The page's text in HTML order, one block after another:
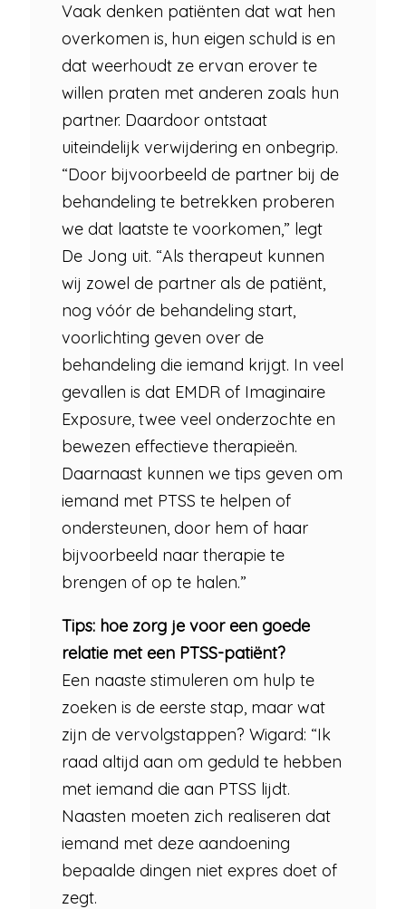
Vaak denken patiënten dat wat hen
overkomen is, hun eigen schuld is en
dat weerhoudt ze ervan erover te
willen praten met anderen zoals hun
partner. Daardoor ontstaat
uiteindelijk verwijdering en onbegrip.
“Door bijvoorbeeld de partner bij de
behandeling te betrekken proberen
we dat laatste te voorkomen,” legt
De Jong uit. “Als therapeut kunnen
wij zowel de partner als de patiënt,
nog vóór de behandeling start,
voorlichting geven over de
behandeling die iemand krijgt. In veel
gevallen is dat EMDR of Imaginaire
Exposure, twee veel onderzochte en
bewezen effectieve therapieën.
Daarnaast kunnen we tips geven om
iemand met PTSS te helpen of
ondersteunen, door hem of haar
bijvoorbeeld naar therapie te
brengen of op te halen.”
Tips: hoe zorg je voor een goede
relatie met een PTSS-patiënt?
Een naaste stimuleren om hulp te
zoeken is de eerste stap, maar wat
zijn de vervolgstappen? Wigard: “Ik
raad altijd aan om geduld te hebben
met iemand die aan PTSS lijdt.
Naasten moeten zich realiseren dat
iemand met deze aandoening
bepaalde dingen niet expres doet of
zegt.